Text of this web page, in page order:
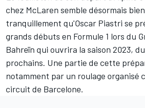
chez McLaren semble désormais
tranquillement qu'Oscar Piastri se
grands débuts en Formule 1 lors du
Bahreïn qui ouvrira la saison 2023,
prochains. Une partie de cette
notamment par un roulage organisé
circuit de Barcelone.